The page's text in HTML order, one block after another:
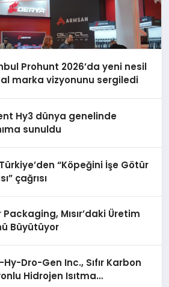
Prohunt 2026’da yeni nesil
marka vizyonunu sergiledi
Hy3 dünya genelinde
sunuldu
“Köpeğini İşe Götür
çağrısı
Packaging, Mısır’daki Üretim
Büyütüyor
Dro-Gen Inc., Sıfır Karbon
Hidrojen Isıtma